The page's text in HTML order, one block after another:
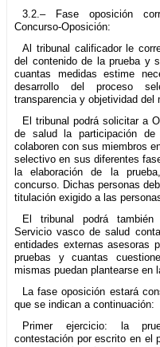
3.2.– Fase oposición
Concurso-Oposición:
Al tribunal calificador le
del contenido de la prueba y
cuantas medidas estime
desarrollo del proceso
transparencia y objetividad del
El tribunal podrá solicitar a
de salud la participación de
colaboren con sus miembros
selectivo en sus diferentes
la elaboración de la
concurso. Dichas personas
titulación exigido a las
El tribunal podrá
Servicio vasco de salud
entidades externas asesoras
pruebas y cuantas
mismas puedan plantearse en
La fase oposición estará
que se indican a continuación:
Primer ejercicio: la
contestación por escrito en el